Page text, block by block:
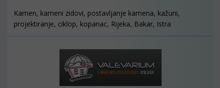
Kamen, kameni zidovi, postavljanje kamena, kažuni,
projektiranje, ciklop, kopanac, Rijeka, Bakar, Istra